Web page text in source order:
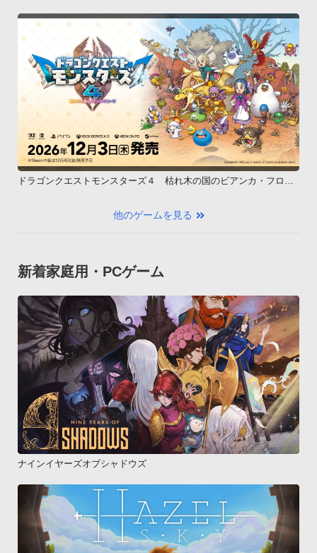
ドラゴンクエストモンスターズ４ 枯れ木の国のビアンカ・フロー
他のゲームを見る
新着家庭用・PCゲーム
ナインイヤーズオブシャドウズ